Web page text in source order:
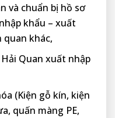
và chuẩn bị hồ sơ
khẩu – xuất
quan khác,
Quan xuất nhập
(Kiện gỗ kín, kiện
quấn màng PE,